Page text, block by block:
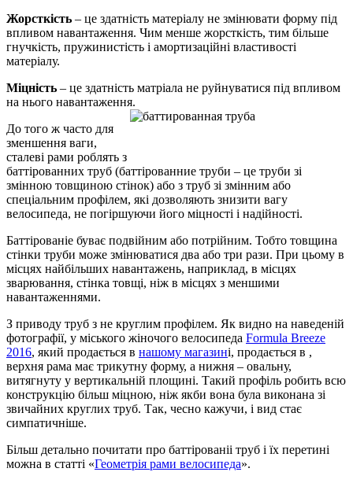
Жорсткість – це здатність матеріалу не змінювати форму під
впливом навантаження. Чим менше жорсткість, тим більше
гнучкість, пружинистість і амортизаційні властивості
матеріалу.
Міцність – це здатність матріала не руйнуватися під впливом
на нього навантаження.
До того ж часто для
зменшення ваги,
сталеві рами роблять з
баттірованних труб (баттірованние труби – це труби зі
змінною товщиною стінок) або з труб зі змінним або
спеціальним профілем, які дозволяють знизити вагу
велосипеда, не погіршуючи його міцності і надійності.
Баттірованіе буває подвійним або потрійним. Тобто товщина
стінки труби може змінюватися два або три рази. При цьому в
місцях найбільших навантажень, наприклад, в місцях
зварювання, стінка товщі, ніж в місцях з меншими
навантаженнями.
З приводу труб з не круглим профілем. Як видно на наведеній
фотографії, у міського жіночого велосипеда Formula Breeze
2016, який продається в нашому магазині, продається в ,
верхня рама має трикутну форму, а нижня – овальну,
витягнуту у вертикальній площині. Такий профіль робить всю
конструкцію більш міцною, ніж якби вона була виконана зі
звичайних круглих труб. Так, чесно кажучи, і вид стає
симпатичніше.
Більш детально почитати про баттірованіі труб і їх перетині
можна в статті «Геометрія рами велосипеда».